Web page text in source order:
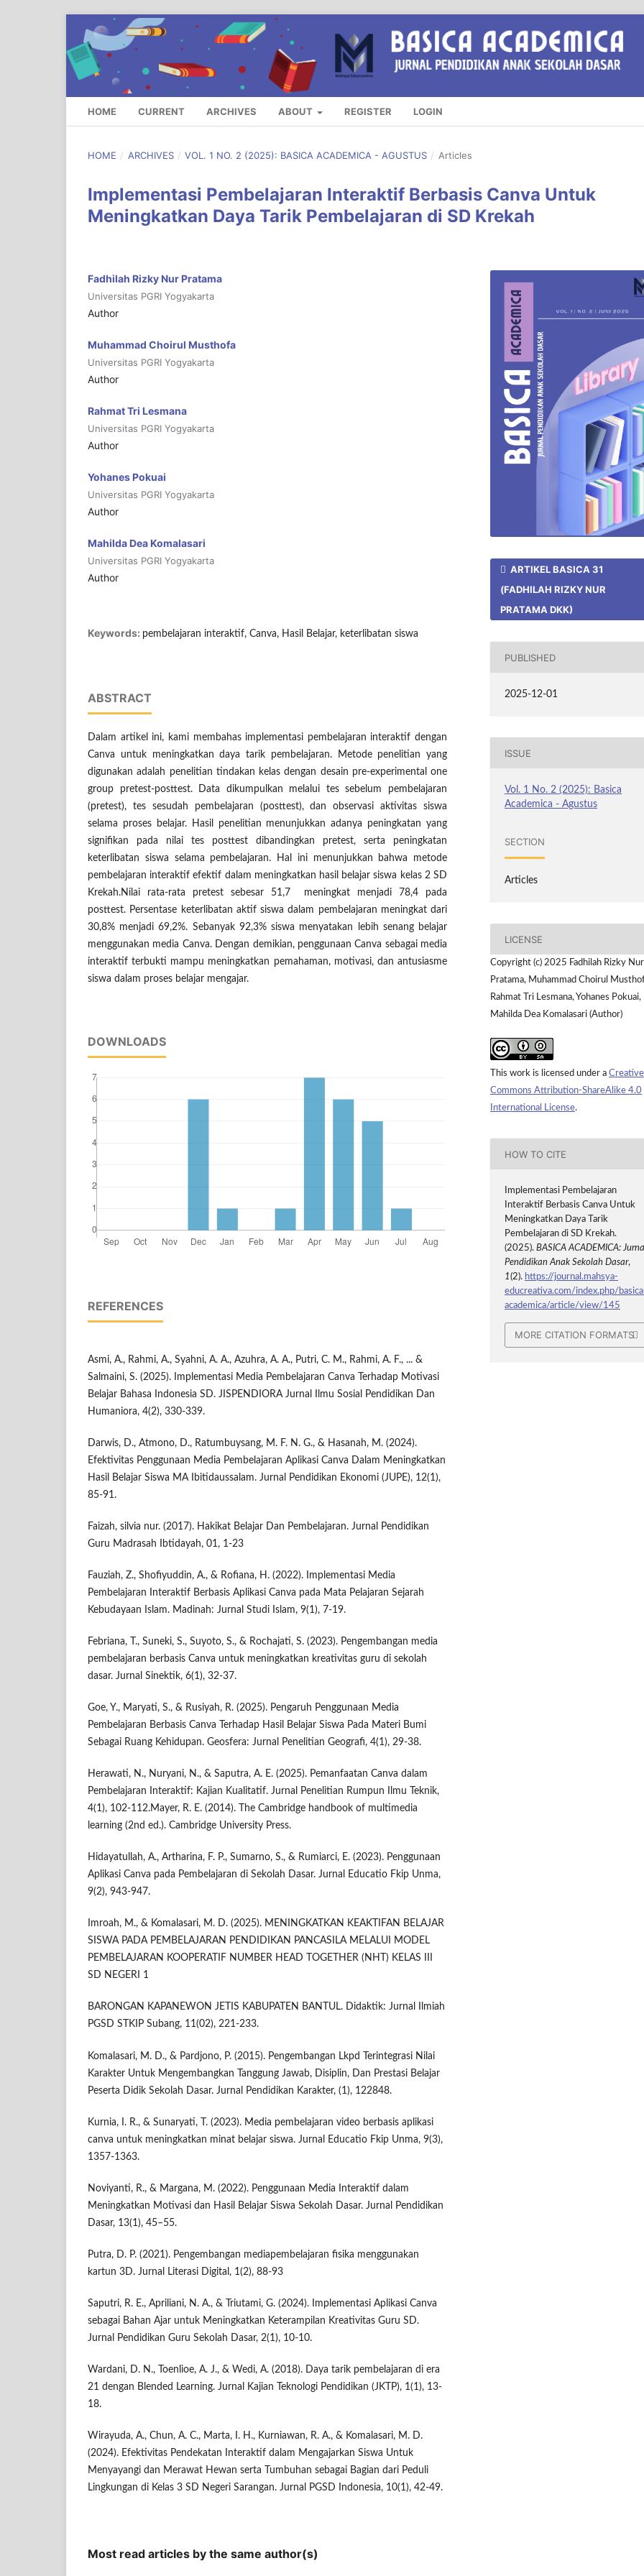
HOME CURRENT ARCHIVES ABOUT REGISTER LOGIN
HOME / ARCHIVES / VOL. 1 NO. 2 (2025): BASICA ACADEMICA - AGUSTUS / Articles
Implementasi Pembelajaran Interaktif Berbasis Canva Untuk
Meningkatkan Daya Tarik Pembelajaran di SD Krekah
Fadhilah Rizky Nur Pratama
Universitas PGRI Yogyakarta
Author
Muhammad Choirul Musthofa
Universitas PGRI Yogyakarta
Author
Rahmat Tri Lesmana
Universitas PGRI Yogyakarta
Author
Yohanes Pokuai
Universitas PGRI Yogyakarta
Author
Mahilda Dea Komalasari
Universitas PGRI Yogyakarta
Author
Keywords: pembelajaran interaktif, Canva, Hasil Belajar, keterlibatan siswa
ABSTRACT
Dalam artikel ini, kami membahas implementasi pembelajaran interaktif dengan
Canva untuk meningkatkan daya tarik pembelajaran. Metode penelitian yang
digunakan adalah penelitian tindakan kelas dengan desain pre-experimental one
group pretest-posttest. Data dikumpulkan melalui tes sebelum pembelajaran
(pretest), tes sesudah pembelajaran (posttest), dan observasi aktivitas siswa
selama proses belajar. Hasil penelitian menunjukkan adanya peningkatan yang
signifikan pada nilai tes posttest dibandingkan pretest, serta peningkatan
keterlibatan siswa selama pembelajaran. Hal ini menunjukkan bahwa metode
pembelajaran interaktif efektif dalam meningkatkan hasil belajar siswa kelas 2 SD
Krekah.Nilai rata-rata pretest sebesar 51,7 meningkat menjadi 78,4 pada
posttest. Persentase keterlibatan aktif siswa dalam pembelajaran meningkat dari
30,8% menjadi 69,2%. Sebanyak 92,3% siswa menyatakan lebih senang belajar
menggunakan media Canva. Dengan demikian, penggunaan Canva sebagai media
interaktif terbukti mampu meningkatkan pemahaman, motivasi, dan antusiasme
siswa dalam proses belajar mengajar.
DOWNLOADS
REFERENCES
Asmi, A., Rahmi, A., Syahni, A. A., Azuhra, A. A., Putri, C. M., Rahmi, A. F., ... &
Salmaini, S. (2025). Implementasi Media Pembelajaran Canva Terhadap Motivasi
Belajar Bahasa Indonesia SD. JISPENDIORA Jurnal Ilmu Sosial Pendidikan Dan
Humaniora, 4(2), 330-339.
Darwis, D., Atmono, D., Ratumbuysang, M. F. N. G., & Hasanah, M. (2024).
Efektivitas Penggunaan Media Pembelajaran Aplikasi Canva Dalam Meningkatkan
Hasil Belajar Siswa MA Ibitidaussalam. Jurnal Pendidikan Ekonomi (JUPE), 12(1),
85-91.
Faizah, silvia nur. (2017). Hakikat Belajar Dan Pembelajaran. Jurnal Pendidikan
Guru Madrasah Ibtidayah, 01, 1-23
Fauziah, Z., Shofiyuddin, A., & Rofiana, H. (2022). Implementasi Media
Pembelajaran Interaktif Berbasis Aplikasi Canva pada Mata Pelajaran Sejarah
Kebudayaan Islam. Madinah: Jurnal Studi Islam, 9(1), 7-19.
Febriana, T., Suneki, S., Suyoto, S., & Rochajati, S. (2023). Pengembangan media
pembelajaran berbasis Canva untuk meningkatkan kreativitas guru di sekolah
dasar. Jurnal Sinektik, 6(1), 32-37.
Goe, Y., Maryati, S., & Rusiyah, R. (2025). Pengaruh Penggunaan Media
Pembelajaran Berbasis Canva Terhadap Hasil Belajar Siswa Pada Materi Bumi
Sebagai Ruang Kehidupan. Geosfera: Jurnal Penelitian Geografi, 4(1), 29-38.
Herawati, N., Nuryani, N., & Saputra, A. E. (2025). Pemanfaatan Canva dalam
Pembelajaran Interaktif: Kajian Kualitatif. Jurnal Penelitian Rumpun Ilmu Teknik,
4(1), 102-112.Mayer, R. E. (2014). The Cambridge handbook of multimedia
learning (2nd ed.). Cambridge University Press.
Hidayatullah, A., Artharina, F. P., Sumarno, S., & Rumiarci, E. (2023). Penggunaan
Aplikasi Canva pada Pembelajaran di Sekolah Dasar. Jurnal Educatio Fkip Unma,
9(2), 943-947.
Imroah, M., & Komalasari, M. D. (2025). MENINGKATKAN KEAKTIFAN BELAJAR
SISWA PADA PEMBELAJARAN PENDIDIKAN PANCASILA MELALUI MODEL
PEMBELAJARAN KOOPERATIF NUMBER HEAD TOGETHER (NHT) KELAS III
SD NEGERI 1
BARONGAN KAPANEWON JETIS KABUPATEN BANTUL. Didaktik: Jurnal Ilmiah
PGSD STKIP Subang, 11(02), 221-233.
Komalasari, M. D., & Pardjono, P. (2015). Pengembangan Lkpd Terintegrasi Nilai
Karakter Untuk Mengembangkan Tanggung Jawab, Disiplin, Dan Prestasi Belajar
Peserta Didik Sekolah Dasar. Jurnal Pendidikan Karakter, (1), 122848.
Kurnia, I. R., & Sunaryati, T. (2023). Media pembelajaran video berbasis aplikasi
canva untuk meningkatkan minat belajar siswa. Jurnal Educatio Fkip Unma, 9(3),
1357-1363.
Noviyanti, R., & Margana, M. (2022). Penggunaan Media Interaktif dalam
Meningkatkan Motivasi dan Hasil Belajar Siswa Sekolah Dasar. Jurnal Pendidikan
Dasar, 13(1), 45–55.
Putra, D. P. (2021). Pengembangan mediapembelajaran fisika menggunakan
kartun 3D. Jurnal Literasi Digital, 1(2), 88-93
Saputri, R. E., Apriliani, N. A., & Triutami, G. (2024). Implementasi Aplikasi Canva
sebagai Bahan Ajar untuk Meningkatkan Keterampilan Kreativitas Guru SD.
Jurnal Pendidikan Guru Sekolah Dasar, 2(1), 10-10.
Wardani, D. N., Toenlioe, A. J., & Wedi, A. (2018). Daya tarik pembelajaran di era
21 dengan Blended Learning. Jurnal Kajian Teknologi Pendidikan (JKTP), 1(1), 13-
18.
Wirayuda, A., Chun, A. C., Marta, I. H., Kurniawan, R. A., & Komalasari, M. D.
(2024). Efektivitas Pendekatan Interaktif dalam Mengajarkan Siswa Untuk
Menyayangi dan Merawat Hewan serta Tumbuhan sebagai Bagian dari Peduli
Lingkungan di Kelas 3 SD Negeri Sarangan. Jurnal PGSD Indonesia, 10(1), 42-49.
ARTIKEL BASICA 31
(FADHILAH RIZKY NUR
PRATAMA DKK)
PUBLISHED
2025-12-01
ISSUE
Vol. 1 No. 2 (2025): Basica
Academica - Agustus
SECTION
Articles
LICENSE
Copyright (c) 2025 Fadhilah Rizky Nur
Pratama, Muhammad Choirul
Rahmat Tri Lesmana, Yohanes Pokuai,
Mahilda Dea Komalasari (Author)
This work is licensed under a Creative
Commons Attribution-ShareAlike 4.0
International License.
HOW TO CITE
Implementasi Pembelajaran
Interaktif Berbasis Canva Untuk
Meningkatkan Daya Tarik
Pembelajaran di SD Krekah.
(2025).BASICA ACADEMICA:
Pendidikan Anak Sekolah Dasar,
1(2). https://journal.mahsya-
educreativa.com/index.php/
academica/article/view/145
MORE CITATION FORMATS
Most read articles by the same author(s)